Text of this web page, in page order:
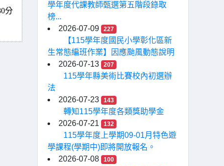
分
學年度代課教師甄選第五階段錄取
榜...
2026-07-09
227
【115學年度國民小學彰化區新
生常態編班作業】因應颱風動態說明
2026-07-13
207
115學年縣美術比賽校內初選辦
法
2026-07-23
143
轉知115學年度各類獎助學金
2026-07-21
132
115學年度上學期09-01月特色遊
學課程(學期中)即將開放報名。
2026-07-08
100